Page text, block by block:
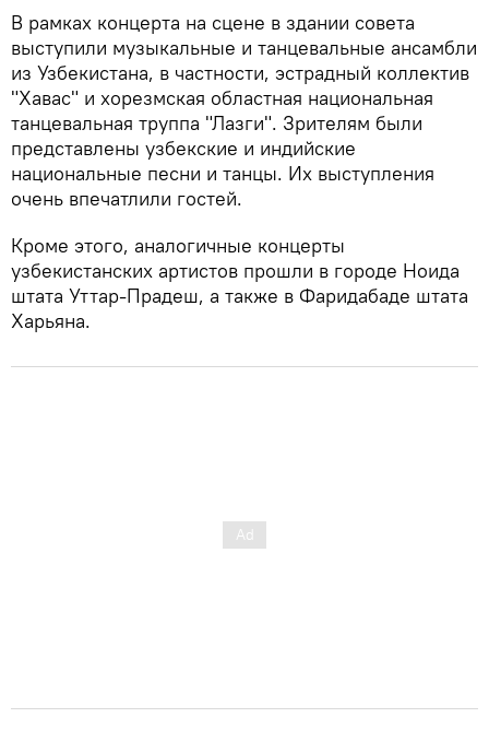
В рамках концерта на сцене в здании совета
выступили музыкальные и танцевальные ансамбли
из Узбекистана, в частности, эстрадный коллектив
"Хавас" и хорезмская областная национальная
танцевальная труппа "Лазги". Зрителям были
представлены узбекские и индийские
национальные песни и танцы. Их выступления
очень впечатлили гостей.
Кроме этого, аналогичные концерты
узбекистанских артистов прошли в городе Ноида
штата Уттар-Прадеш, а также в Фаридабаде штата
Харьяна.